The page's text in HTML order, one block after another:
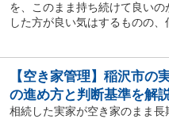
を、このまま持ち続けて良い
した方が良い気はするものの
【空き家管理】稲沢市の
の進め方と判断基準を解
相続した実家が空き家のまま